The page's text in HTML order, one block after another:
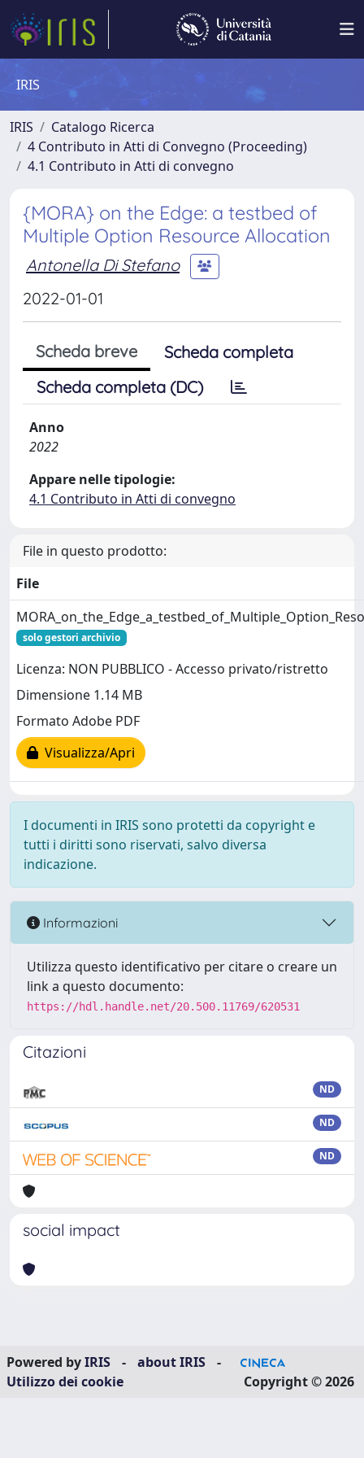
IRIS
IRIS
Catalogo Ricerca
4 Contributo in Atti di Convegno (Proceeding)
4.1 Contributo in Atti di convegno
{MORA} on the Edge: a testbed of
Multiple Option Resource Allocation
Antonella Di Stefano
2022-01-01
Scheda breve
Scheda completa
Scheda completa (DC)
Anno
2022
Appare nelle tipologie:
4.1 Contributo in Atti di convegno
File in questo prodotto:
File
solo gestori archivio
Licenza: NON PUBBLICO - Accesso privato/ristretto
Dimensione 1.14 MB
Formato Adobe PDF
Visualizza/Apri
I documenti in IRIS sono protetti da copyright e
tutti i diritti sono riservati, salvo diversa
indicazione.
Informazioni
Utilizza questo identificativo per citare o creare un
link a questo documento:
https://hdl.handle.net/20.500.11769/620531
Citazioni
ND
ND
ND
social impact
Powered byIRIS - about IRIS
-
Utilizzo dei cookie
Copyright © 2026